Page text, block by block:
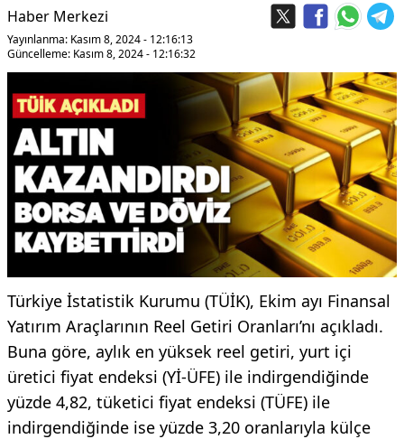
Haber Merkezi
Yayınlanma: Kasım 8, 2024 - 12:16:13
Güncelleme: Kasım 8, 2024 - 12:16:32
Türkiye İstatistik Kurumu (TÜİK), Ekim ayı Finansal
Yatırım Araçlarının Reel Getiri Oranları’nı açıkladı.
Buna göre, aylık en yüksek reel getiri, yurt içi
üretici fiyat endeksi (Yİ-ÜFE) ile indirgendiğinde
yüzde 4,82, tüketici fiyat endeksi (TÜFE) ile
indirgendiğinde ise yüzde 3,20 oranlarıyla külçe